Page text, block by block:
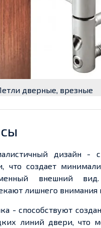
дверные, врезные
дизайн -
что создает
внешний
лишнего внимания
- способствуют
линий двери, что